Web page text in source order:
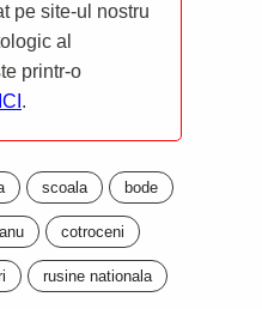
pe site-ul nostru
al
printr-o
.
scoala bode
cotroceni
rusine nationala